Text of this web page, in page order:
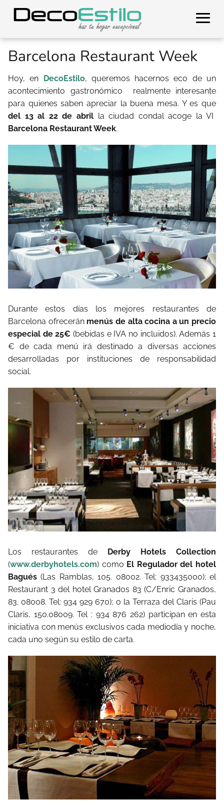
Barcelona Restaurant Week
Hoy, en DecoEstilo, queremos hacernos eco de un
acontecimiento gastronómico realmente interesante
para quienes saben apreciar la buena mesa. Y es que
del 13 al 22 de abril la ciudad condal acoge la VI
Barcelona Restaurant Week.
Durante estos días los mejores restaurantes de
Barcelona ofrecerán menús de alta cocina a un precio
especial de 25€ (bebidas e IVA no incluidos). Además 1
€ de cada menú irá destinado a diversas acciones
desarrolladas por instituciones de responsabilidad
social.
Los restaurantes de Derby Hotels Collection
(www.derbyhotels.com) como El Regulador del hotel
Bagués (Las Ramblas, 105. 08002. Tel: 933435000); el
Restaurant 3 del hotel Granados 83 (C/Enric Granados,
83. 08008. Tel: 934 929 670); o la Terraza del Claris (Pau
Claris, 150.08009. Tel : 934 876 262) participan en esta
iniciativa con menús exclusivos cada mediodía y noche,
cada uno según su estilo de carta.